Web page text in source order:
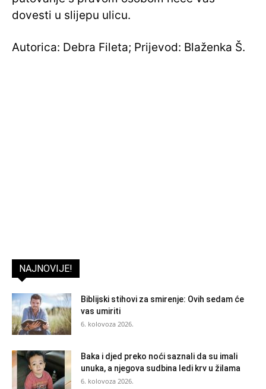
dovesti u slijepu ulicu.
Autorica: Debra Fileta; Prijevod: Blaženka Š.
NAJNOVIJE!
Biblijski stihovi za smirenje: Ovih sedam će
vas umiriti
6. kolovoza 2026.
Baka i djed preko noći saznali da su imali
unuka, a njegova sudbina ledi krv u žilama
6. kolovoza 2026.